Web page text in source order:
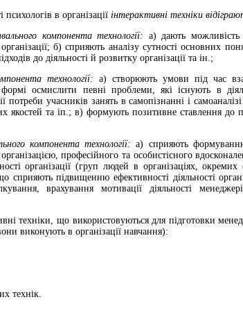
психологів в організації інтерактивні техніки
компонента технології: а) дають
б) сприяють аналізу сутності основних
до діяльності й розвитку організації та ін.;
технології: а) створюють умови під час
осмислити певні проблеми, які існують в
учасників занять в самопізнанні і
якостей та іп.; в) формують позитивне ставлення до
компонента технології:а) сприяють
професійного та особистісного
організації (груп людей в організаціях,
підвищенню ефективності діяльності
врахування мотивації діяльності
техніки, що використовуються для підготовки
виконують в організації навчання):
технік.